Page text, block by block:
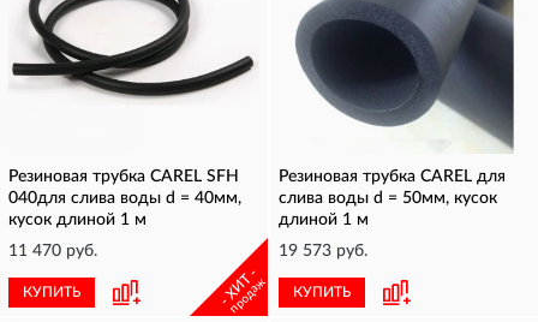
Резиновая трубка CAREL SFH
040для слива воды d = 40мм,
кусок длиной 1 м
11 470 руб.
КУПИТЬ - ХИТ -
продаж
Резиновая трубка CAREL для
слива воды d = 50мм, кусок
длиной 1 м
19 573 руб.
КУПИТЬ